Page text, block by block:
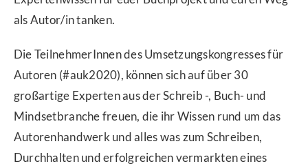
als Autor/in tanken.
Die TeilnehmerInnen des Umsetzungskongresses für
Autoren (#auk2020), können sich auf über 30
großartige Experten aus der Schreib -, Buch- und
Mindsetbranche freuen, die ihr Wissen rund um das
Autorenhandwerk und alles was zum Schreiben,
Durchhalten und erfolgreichen vermarkten eines